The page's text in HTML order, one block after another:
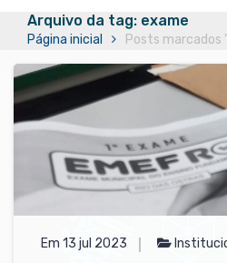
Arquivo da tag: exame
Página inicial Posts marcados
Em 13 jul 2023